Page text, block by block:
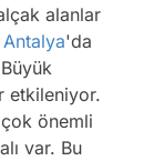
alanlar
Antalya'da
etkileniyor.
çok önemli
var. Bu